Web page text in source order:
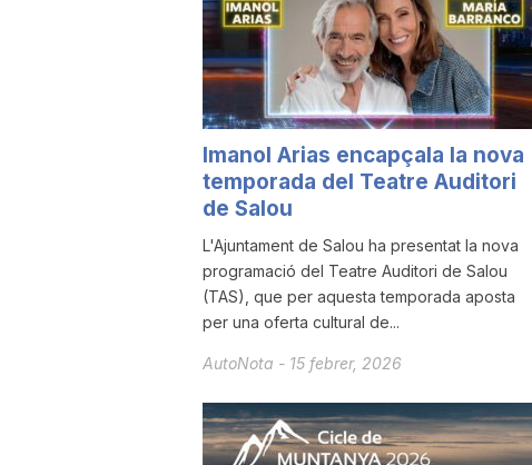
a
Imanol Arias encapçala la nova
temporada del Teatre Auditori
de Salou
L'Ajuntament de Salou ha presentat la nova
programació del Teatre Auditori de Salou
(TAS), que per aquesta temporada aposta
per una oferta cultural de...
AutoNota - 15 febrer, 2026